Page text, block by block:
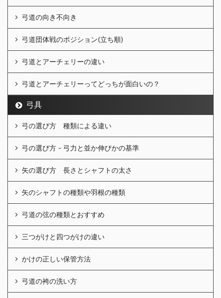
弓道の向き不向き
弓道団体戦のポジション(立ち順)
弓道とアーチェリーの違い
弓道とアーチェリーってどっちが面白いの？
弓具
弓の選び方 種類による違い
弓の選び方 - 弓力と並か伸びかの基準
矢の選び方 長さとシャフトの太さ
矢のシャフトの種類や羽根の種類
弓道の弦の種類とおすすめ
三つがけと四つがけの違い
かけの正しい保管方法
弓道の袴の洗い方